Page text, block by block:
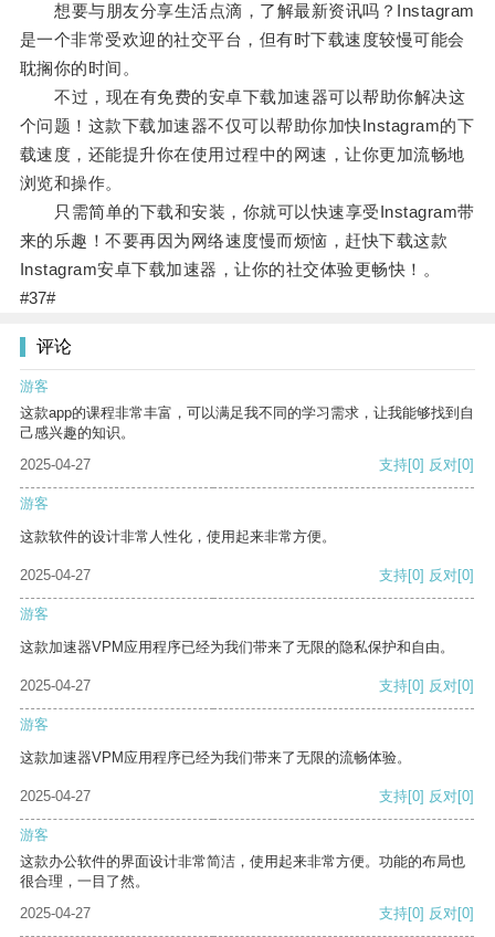
想要与朋友分享生活点滴，了解最新资讯吗？Instagram
是一个非常受欢迎的社交平台，但有时下载速度较慢可能会
耽搁你的时间。
不过，现在有免费的安卓下载加速器可以帮助你解决这
个问题！这款下载加速器不仅可以帮助你加快Instagram的下
载速度，还能提升你在使用过程中的网速，让你更加流畅地
浏览和操作。
只需简单的下载和安装，你就可以快速享受Instagram带
来的乐趣！不要再因为网络速度慢而烦恼，赶快下载这款
Instagram安卓下载加速器，让你的社交体验更畅快！。
#37#
评论
游客
这款app的课程非常丰富，可以满足我不同的学习需求，让我能够找到自
己感兴趣的知识。
2025-04-27
支持[0] 反对[0]
游客
这款软件的设计非常人性化，使用起来非常方便。
2025-04-27 支持[0] 反对[0]
游客
这款加速器VPM应用程序已经为我们带来了无限的隐私保护和自由。
2025-04-27 支持[0] 反对[0]
游客
这款加速器VPM应用程序已经为我们带来了无限的流畅体验。
2025-04-27 支持[0] 反对[0]
游客
这款办公软件的界面设计非常简洁，使用起来非常方便。功能的布局也
很合理，一目了然。
2025-04-27
支持[0] 反对[0]